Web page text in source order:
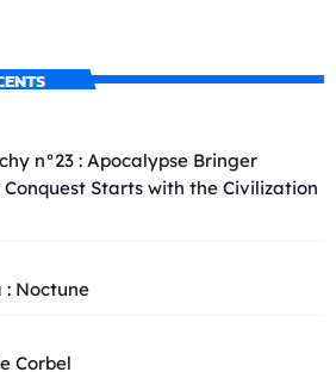
n°23 : Apocalypse Bringer
Starts with the Civilization
Noctune
Corbel